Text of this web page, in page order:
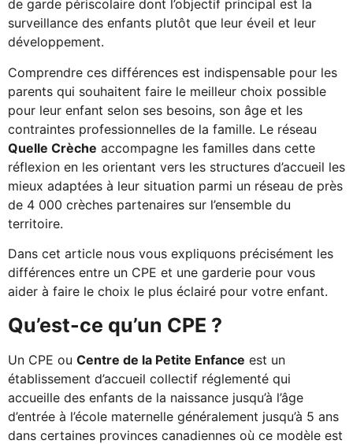
de garde périscolaire dont l’objectif principal est la
surveillance des enfants plutôt que leur éveil et leur
développement.
Comprendre ces différences est indispensable pour les
parents qui souhaitent faire le meilleur choix possible
pour leur enfant selon ses besoins, son âge et les
contraintes professionnelles de la famille. Le réseau
Quelle Crèche accompagne les familles dans cette
réflexion en les orientant vers les structures d’accueil les
mieux adaptées à leur situation parmi un réseau de près
de 4 000 crèches partenaires sur l’ensemble du
territoire.
Dans cet article nous vous expliquons précisément les
différences entre un CPE et une garderie pour vous
aider à faire le choix le plus éclairé pour votre enfant.
Qu’est-ce qu’un CPE ?
Un CPE ou Centre de la Petite Enfance est un
établissement d’accueil collectif réglementé qui
accueille des enfants de la naissance jusqu’à l’âge
d’entrée à l’école maternelle généralement jusqu’à 5 ans
dans certaines provinces canadiennes où ce modèle est